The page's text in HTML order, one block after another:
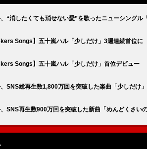
“消したくても消せない愛”を歌ったニューシングル
Songs】五十嵐ハル「少しだけ」3週連続首位
Songs】五十嵐ハル「少しだけ」首位デビュー
SNS総再生数1,800万回を突破した楽曲「少しだけ
SNS再生数900万回を突破した新曲「めんどくさい